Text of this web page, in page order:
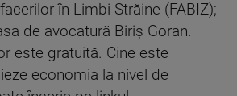
în Limbi Străine (FABIZ);
de avocatură Biriș Goran.
este gratuită. Cine este
economia la nivel de